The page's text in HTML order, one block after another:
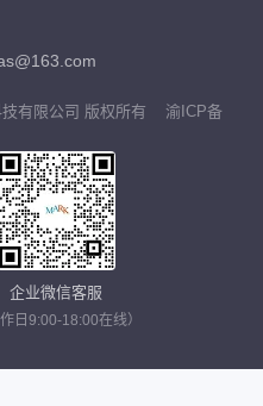
有限公司 版权所有
渝ICP备
企业微信客服
作日9:00-18:00在线）